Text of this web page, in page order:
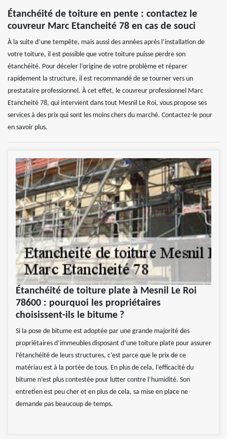
Étanchéité de toiture en pente : contactez le
couvreur Marc Etancheité 78 en cas de souci
À la suite d’une tempête, mais aussi des années après l’installation de
votre toiture, il est possible que votre toiture puisse perdre son
étanchéité. Pour déceler l’origine de votre problème et réparer
rapidement la structure, il est recommandé de se tourner vers un
prestataire professionnel. À cet effet, le couvreur professionnel Marc
Etancheité 78, qui intervient dans tout Mesnil Le Roi, vous propose ses
services à des prix qui sont les moins chers du marché. Contactez-le pour
en savoir plus.
Étanchéité de toiture plate à Mesnil Le Roi
78600 : pourquoi les propriétaires
choisissent-ils le bitume ?
Si la pose de bitume est adoptée par une grande majorité des
propriétaires d’immeubles disposant d’une toiture plate pour assurer
l’étanchéité de leurs structures, c’est parce que le prix de ce
matériau est à la portée de tous. En plus de cela, l’efficacité du
bitume n’est plus contestée pour lutter contre l’humidité. Son
entretien est peu cher et en plus de cela, sa mise en place ne
demande pas beaucoup de temps.